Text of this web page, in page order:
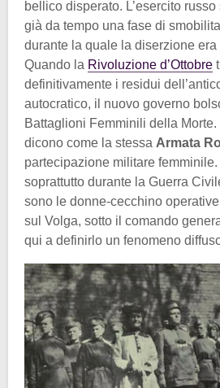
bellico disperato. L’esercito
già da tempo una fase di
durante la quale la diserzione era
Quando la Rivoluzione d’Ottobre
definitivamente i residui
autocratico, il nuovo governo
Battaglioni Femminili della
dicono come la stessa Armata
partecipazione militare
soprattutto durante la Guerra
sono le donne-cecchino
sul Volga, sotto il comando
qui a definirlo un fenomeno